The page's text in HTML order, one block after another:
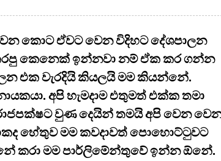
කොට ඒවට වෙන විදිහට දේශපාලන
කරපු කෙනෙක් ඉන්නවා නම් ඒක කර ගන්න
එක වැරදියි කියලයි මම කියන්නේ.
අපි හැමදාම එතුමත් එක්ක තමා
වුණ දෙයින් තමයි අපි වෙන
හේතුව මම කවදාවත් පොහොට්ටුවට
කරා මම පාර්ලිමේන්තුවේ ඉන්න ඕනේ.